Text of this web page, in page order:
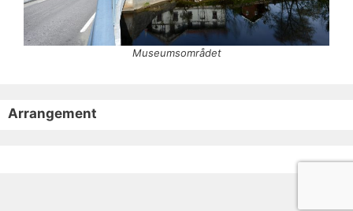
Museumsområdet
Arrangement